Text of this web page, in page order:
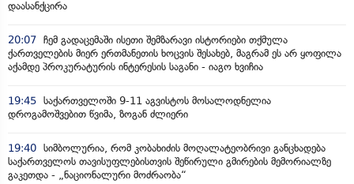
დაასანქცირა
20:07 ჩემ გადაცემაში ისეთი შემზარავი ისტორიები თქმულა
ქართველების მიერ ერთმანეთის ხოცვის შესახებ, მაგრამ ეს არ ყოფილა
აქამდე პროკურატურის ინტერესის საგანი - იაგო ხვიჩია
19:45 საქართველოში 9-11 აგვისტოს მოსალოდნელია
დროგამოშვებით წვიმა, ზოგან ძლიერი
19:40 სიმბოლურია, რომ კობახიძის მოღალატეობრივი განცხადება
საქართველოს თავისუფლებისთვის შეწირული გმირების მემორიალზე
გაკეთდა - „ნაციონალური მოძრაობა“